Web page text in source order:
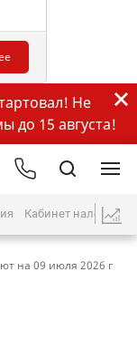
Не
до 15 августа!
Кабинет
на 09 июля 2026 г